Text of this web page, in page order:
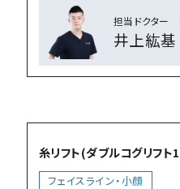
担当ドクター
井上紘基
糸リフト(ダブルコグリフ
フェイスライン・小顔